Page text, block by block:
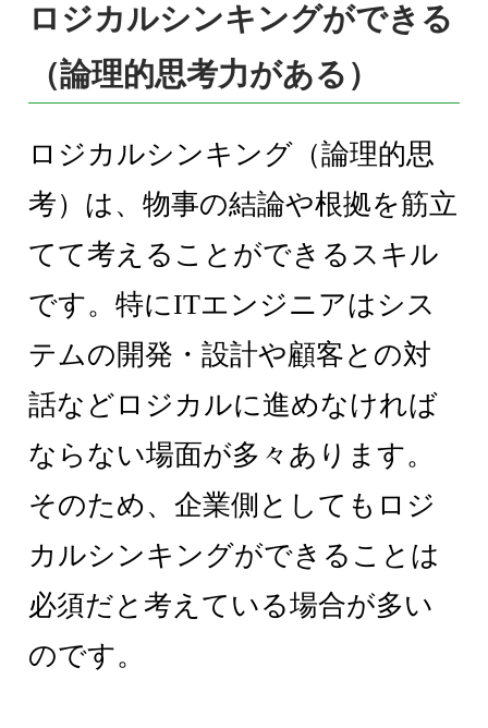
ロジカルシンキングができる
（論理的思考力がある）
ロジカルシンキング（論理的思
考）は、物事の結論や根拠を筋立
てて考えることができるスキル
です。特にITエンジニアはシス
テムの開発・設計や顧客との対
話などロジカルに進めなければ
ならない場面が多々あります。
そのため、企業側としてもロジ
カルシンキングができることは
必須だと考えている場合が多い
のです。